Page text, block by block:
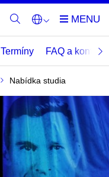
Termíny FAQ a kontakty
Nabídka studia